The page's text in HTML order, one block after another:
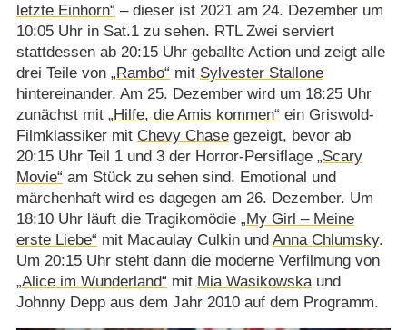
letzte Einhorn“ – dieser ist 2021 am 24. Dezember um
10:05 Uhr in Sat.1 zu sehen. RTL Zwei serviert
stattdessen ab 20:15 Uhr geballte Action und zeigt alle
drei Teile von „Rambo“ mit Sylvester Stallone
hintereinander. Am 25. Dezember wird um 18:25 Uhr
zunächst mit „Hilfe, die Amis kommen“ ein Griswold-
Filmklassiker mit Chevy Chasegezeigt, bevor ab
20:15 Uhr Teil 1 und 3 der Horror-Persiflage „Scary
Movie“ am Stück zu sehen sind. Emotional und
märchenhaft wird es dagegen am 26. Dezember. Um
18:10 Uhr läuft die Tragikomödie „My Girl – Meine
erste Liebe“ mit Macaulay Culkin und Anna Chlumsky.
Um 20:15 Uhr steht dann die moderne Verfilmung von
„Alice im Wunderland“ mit Mia Wasikowskaund
Johnny Depp aus dem Jahr 2010 auf dem Programm.